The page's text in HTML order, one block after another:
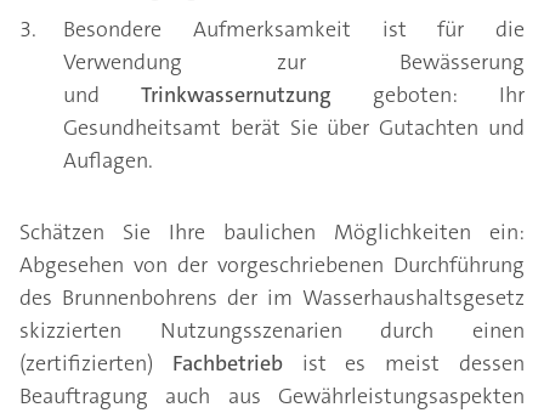
Besondere Aufmerksamkeit ist für die
Verwendung zur Bewässerung
und Trinkwassernutzung geboten: Ihr
Gesundheitsamt berät Sie über Gutachten und
Auflagen.
Schätzen Sie Ihre baulichen Möglichkeiten ein:
Abgesehen von der vorgeschriebenen Durchführung
des Brunnenbohrens der im Wasserhaushaltsgesetz
skizzierten Nutzungsszenarien durch einen
(zertifizierten) Fachbetriebist es meist dessen
Beauftragung auch aus Gewährleistungsaspekten